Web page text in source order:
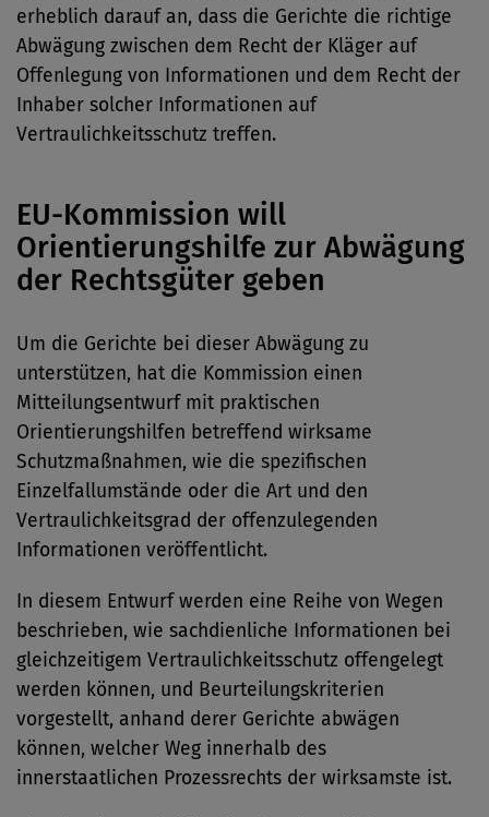
erheblich darauf an, dass die Gerichte die richtige
Abwägung zwischen dem Recht der Kläger auf
Offenlegung von Informationen und dem Recht der
Inhaber solcher Informationen auf
Vertraulichkeitsschutz treffen.
EU-Kommission will
Orientierungshilfe zur Abwägung
der Rechtsgüter geben
Um die Gerichte bei dieser Abwägung zu
unterstützen, hat die Kommission einen
Mitteilungsentwurf mit praktischen
Orientierungshilfen betreffend wirksame
Schutzmaßnahmen, wie die spezifischen
Einzelfallumstände oder die Art und den
Vertraulichkeitsgrad der offenzulegenden
Informationen veröffentlicht.
In diesem Entwurf werden eine Reihe von Wegen
beschrieben, wie sachdienliche Informationen bei
gleichzeitigem Vertraulichkeitsschutz offengelegt
werden können, und Beurteilungskriterien
vorgestellt, anhand derer Gerichte abwägen
können, welcher Weg innerhalb des
innerstaatlichen Prozessrechts der wirksamste ist.